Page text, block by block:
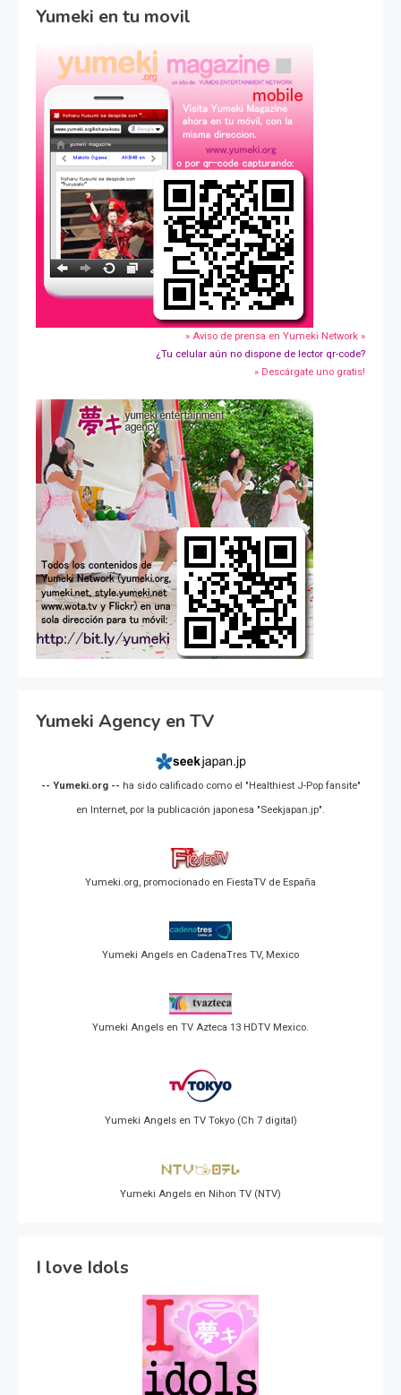
Yumeki en tu movil
» Aviso de prensa en Yumeki Network »
¿Tu celular aún no dispone de lector qr-code?
» Descárgate uno gratis!
Yumeki Agency en TV
-- Yumeki.org -- ha sido calificado como el "Healthiest J-Pop fansite"
en Internet, por la publicación japonesa "Seekjapan.jp".
Yumeki.org, promocionado en FiestaTV de España
Yumeki Angels en CadenaTres TV, Mexico
Yumeki Angels en TV Azteca 13 HDTV Mexico.
Yumeki Angels en TV Tokyo (Ch 7 digital)
Yumeki Angels en Nihon TV (NTV)
I love Idols